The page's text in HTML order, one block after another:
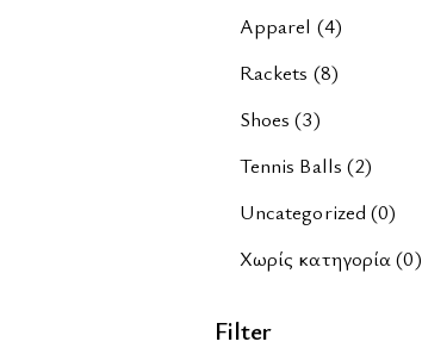
Apparel (4)
Rackets (8)
Shoes (3)
Tennis Balls (2)
Uncategorized (0)
Χωρίς κατηγορία(0)
Filter